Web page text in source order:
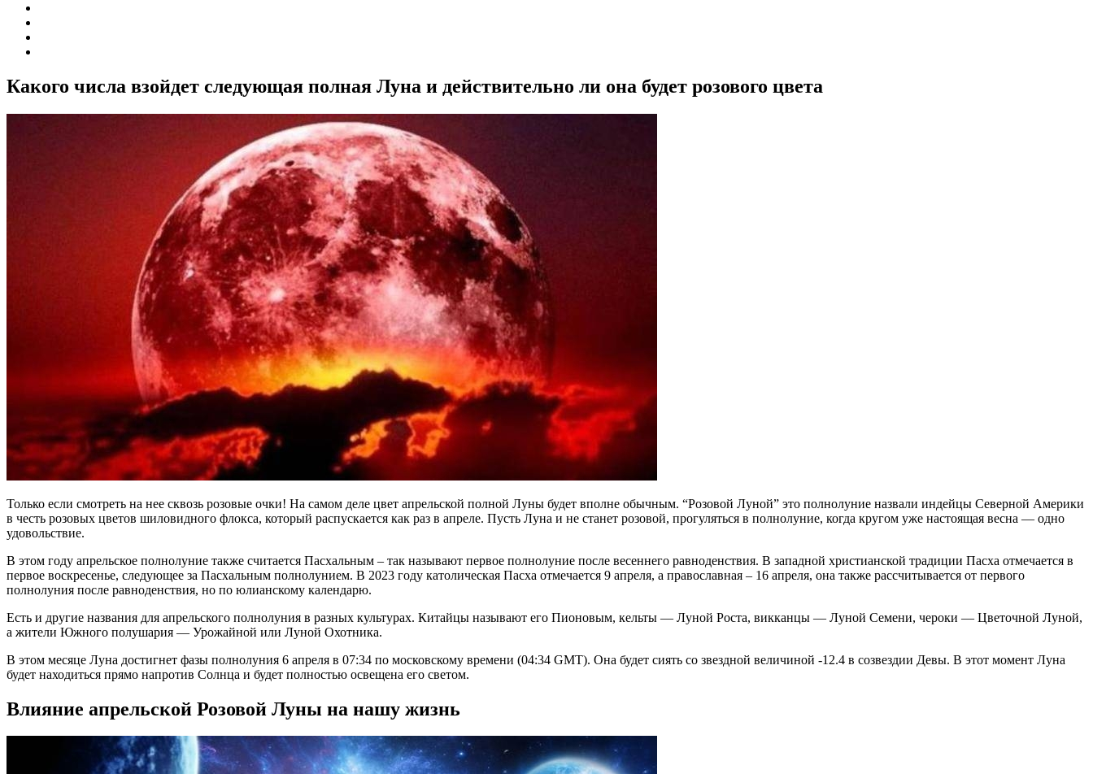
Какого числа взойдет следующая полная Луна и действительно ли она будет розового цвета
Только если смотреть на нее сквозь розовые очки! На самом деле цвет апрельской полной Луны будет вполне обычным. “Розовой Луной” это полнолуние назвали индейцы Северной Америки
в честь розовых цветов шиловидного флокса, который распускается как раз в апреле. Пусть Луна и не станет розовой, прогуляться в полнолуние, когда кругом уже настоящая весна — одно
удовольствие.
В этом году апрельское полнолуние также считается Пасхальным – так называют первое полнолуние после весеннего равноденствия. В западной христианской традиции Пасха отмечается в
первое воскресенье, следующее за Пасхальным полнолунием. В 2023 году католическая Пасха отмечается 9 апреля, а православная – 16 апреля, она также рассчитывается от первого
полнолуния после равноденствия, но по юлианскому календарю.
Есть и другие названия для апрельского полнолуния в разных культурах. Китайцы называют его Пионовым, кельты — Луной Роста, викканцы — Луной Семени, чероки — Цветочной Луной,
а жители Южного полушария — Урожайной или Луной Охотника.
В этом месяце Луна достигнет фазы полнолуния 6 апреля в 07:34 по московскому времени (04:34 GMT). Она будет сиять со звездной величиной -12.4 в созвездии Девы. В этот момент Луна
будет находиться прямо напротив Солнца и будет полностью освещена его светом.
Влияние апрельской Розовой Луны на нашу жизнь